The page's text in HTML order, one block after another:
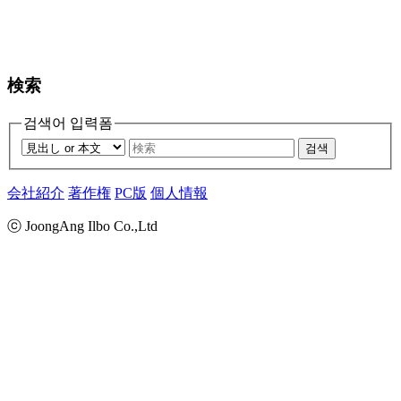
検索
검색어 입력폼
검색
会社紹介 著作権 PC版 個人情報
ⓒ JoongAng Ilbo Co.,Ltd